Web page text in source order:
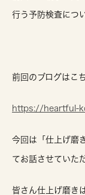
行う予防検査につ
前回のブログはこ
https://heartful-
今回は「仕上げ磨
てお話させていた
皆さん仕上げ磨き